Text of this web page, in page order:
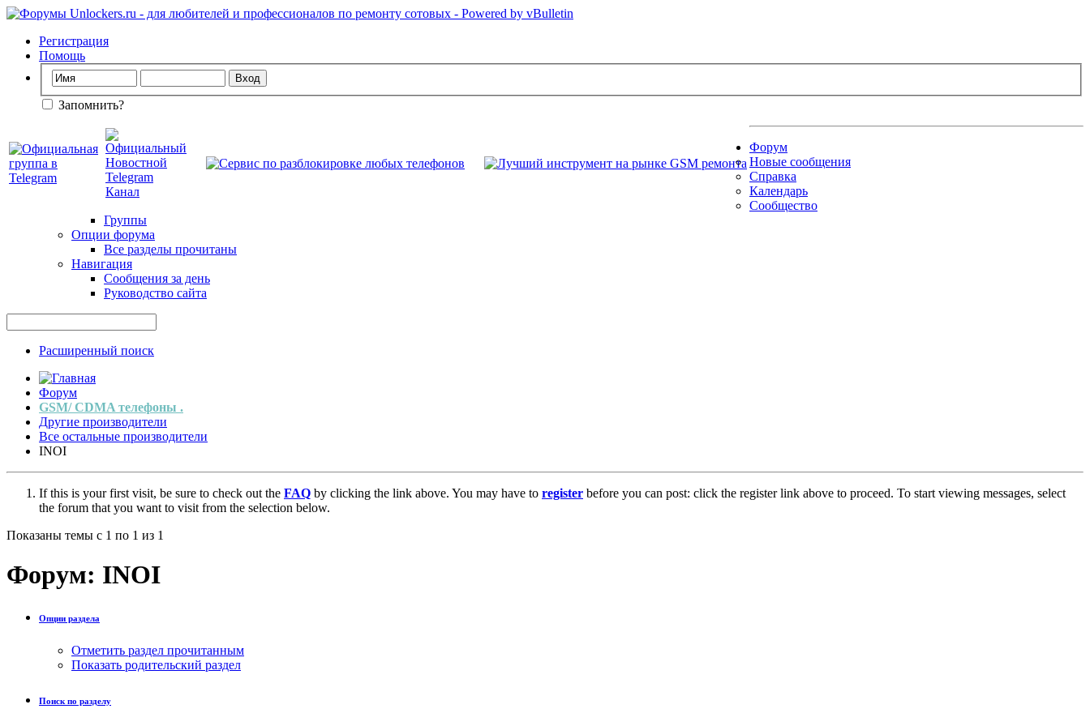
Регистрация
Помощь
Запомнить?
Форум
Новые сообщения
Справка
Календарь
Сообщество
Группы
Опции форума
Все разделы прочитаны
Навигация
Сообщения за день
Руководство сайта
Расширенный поиск
Форум
GSM/ CDMA телефоны .
Другие производители
Все остальные производители
INOI
If this is your first visit, be sure to check out the FAQ by clicking the link above. You may have to register before you can post: click the register link above to proceed. To start viewing messages, select
the forum that you want to visit from the selection below.
Показаны темы с 1 по 1 из 1
Форум: INOI
Опции раздела
Отметить раздел прочитанным
Показать родительский раздел
Поиск по разделу